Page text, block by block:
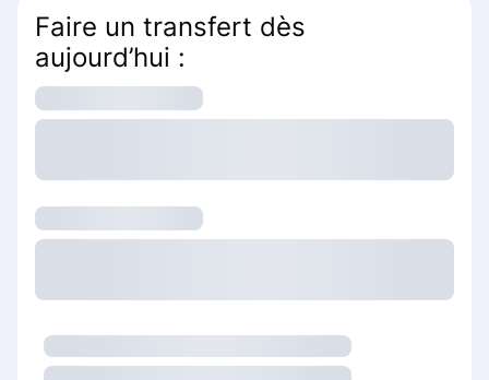
Faire un transfert dès
aujourd’hui :